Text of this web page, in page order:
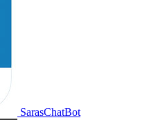
SarasChatBot